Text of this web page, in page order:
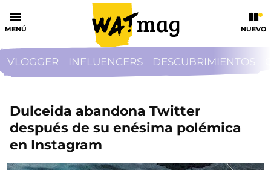
MENÚ NUEVO
VLOGGER INFLUENCERS DESCUBRIMIENTOS
Dulceida abandona Twitter
después de su enésima polémica
en Instagram